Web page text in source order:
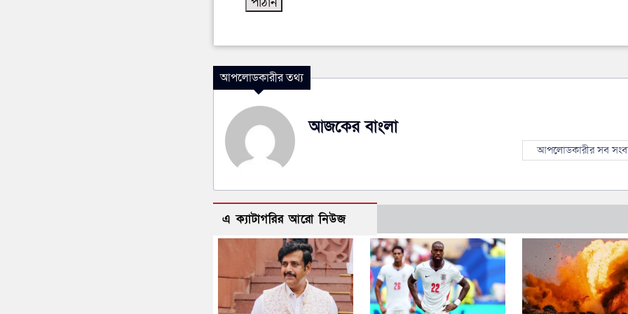
আপলোডকারীর তথ্য
আজকের বাংলা
আপলোডকারীর সব
এ ক্যাটাগরির আরো নিউজ